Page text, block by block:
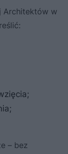
Architektów w
– bez